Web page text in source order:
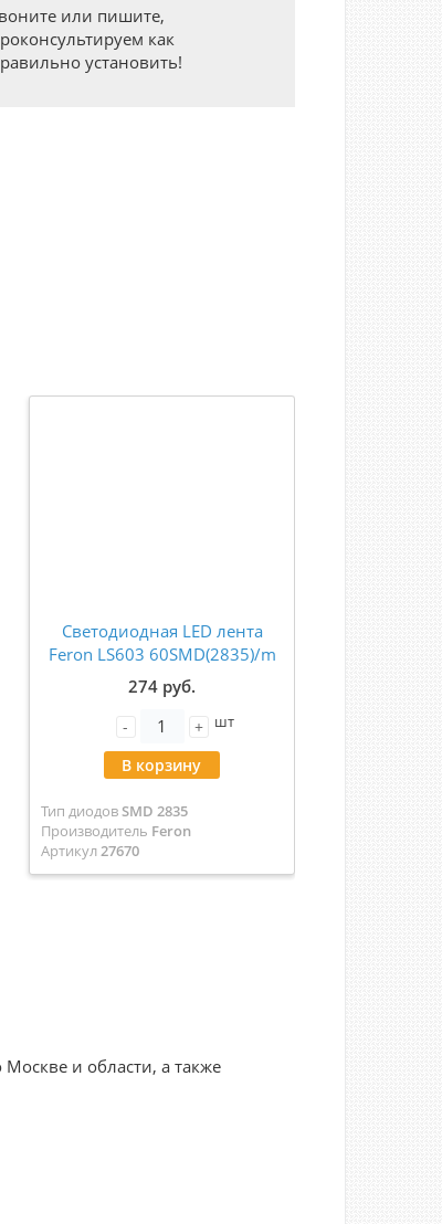
или пишите,
как
установить!
Светодиодная LED лента
Feron LS603 60SMD(2835)/m
4.8W/m 12V 5m желтый
27670
274 руб.
- + шт
В корзину
Тип диодовSMD 2835
Производитель Feron
Артикул27670
и области, а также